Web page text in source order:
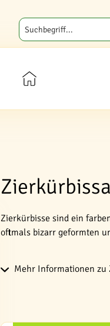
Zierkürbisse sind ein
oftmals bizarr geformten
Mehr Informationen zu